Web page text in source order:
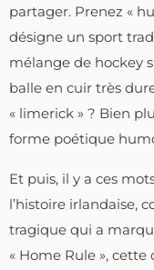
partager. Prenez «
désigne un sport
mélange de hockey
balle en cuir très
« limerick » ? Bien
forme poétique
Et puis, il y a ces
l’histoire irlandaise,
tragique qui a
« Home Rule »,